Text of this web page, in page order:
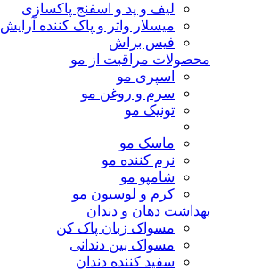
لیف و پد و اسفنج پاکسازی
میسلار واتر و پاک کننده آرایش
فیس براش
محصولات مراقبت از مو
اسپری مو
سرم و روغن مو
تونیک مو
ماسک مو
نرم کننده مو
شامپو مو
کرم و لوسیون مو
بهداشت دهان و دندان
مسواک زبان پاک کن
مسواک بین دندانی
سفید کننده دندان